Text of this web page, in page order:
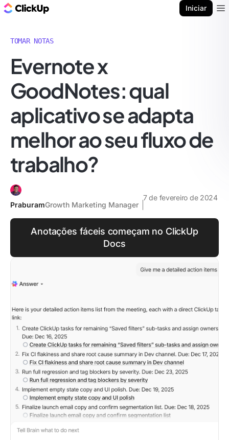
Iniciar
TOMAR NOTAS
Evernote x
GoodNotes: qual
aplicativo se adapta
melhor ao seu fluxo de
trabalho?
PraburamGrowth Marketing Manager
7 de fevereiro de 2024
Anotações fáceis começam no ClickUp
Docs